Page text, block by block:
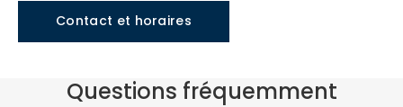
Contact et horaires
Questions fréquemment